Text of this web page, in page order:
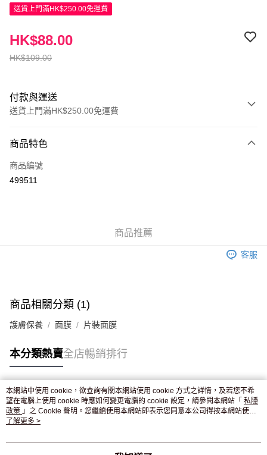
送貨上門滿HK$250.00免運費
HK$109.00
HK$88.00
付款與運送
送貨上門滿HK$250.00免運費
信用卡
Apple Pay
商品特色
商品編號
499511
商品推薦
客服
商品相關分類 (1)
護膚保養 面膜 片裝面膜
本分類熱賣全店暢銷排行
熱門標籤
熱銷排行
本網站中使用 cookie，欲查詢有關本網站使用 cookie 方式之詳情，及若您不希
望在電腦上使用 cookie 時應如何變更電腦的 cookie 設定，請參閱本網站「 私隱
政策 」之 Cookie 聲明。您繼續使用本網站即表示您同意本公司得按本網站使用
條款之 Cookie 聲明使用 cookie。
了解更多 >